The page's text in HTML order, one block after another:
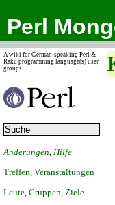
Perl
A wiki for German-speaking Perl &
Raku programming language(s) user
groups.
Änderungen Hilfe
Treffen, Veranstaltungen
Leute Gruppen Ziele